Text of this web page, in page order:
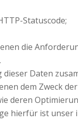
Statuscode;
die
dieser Daten
dem Zweck
deren
hierfür ist unser